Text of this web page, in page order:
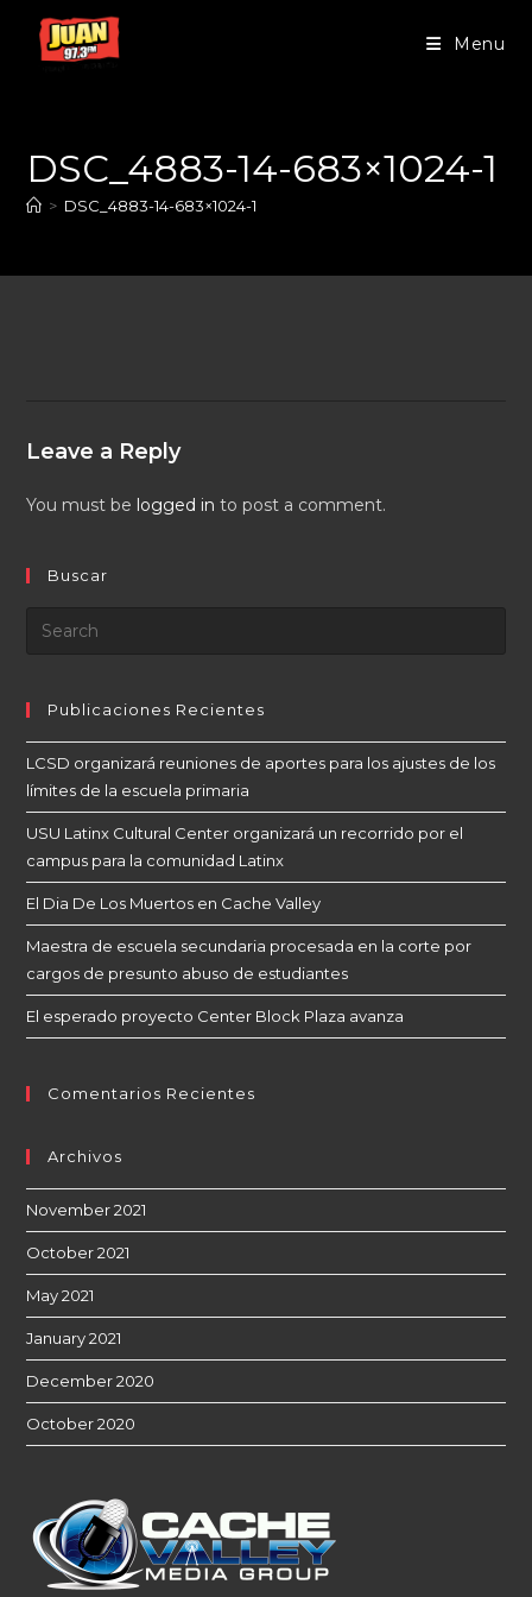
Menu
DSC_4883-14-683×1024-1
> DSC_4883-14-683×1024-1
Leave a Reply
You must be logged in to post a comment.
Buscar
Publicaciones Recientes
LCSD organizará reuniones de aportes para los ajustes de los
límites de la escuela primaria
USU Latinx Cultural Center organizará un recorrido por el
campus para la comunidad Latinx
El Dia De Los Muertos en Cache Valley
Maestra de escuela secundaria procesada en la corte por
cargos de presunto abuso de estudiantes
El esperado proyecto Center Block Plaza avanza
Comentarios Recientes
Archivos
November 2021
October 2021
May 2021
January 2021
December 2020
October 2020